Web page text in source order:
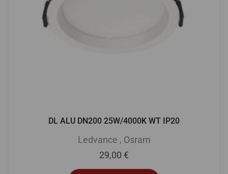
DL ALU DN200 25W/4000K WT IP20
Ledvance , Osram
29,00 €